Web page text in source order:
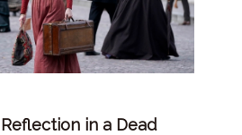
Reflection in a Dead